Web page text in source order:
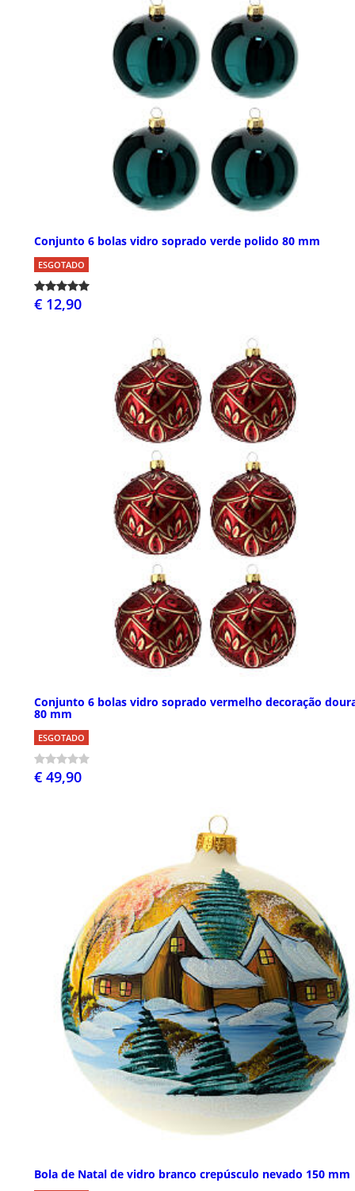
Conjunto 6 bolas vidro soprado verde polido 80 mm
ESGOTADO
€ 12,90
Conjunto 6 bolas vidro soprado vermelho decoração
80 mm
ESGOTADO
€ 49,90
Bola de Natal de vidro branco crepúsculo nevado 150 mm